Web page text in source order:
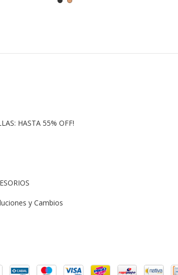
HASTA 55% OFF!
y Cambios